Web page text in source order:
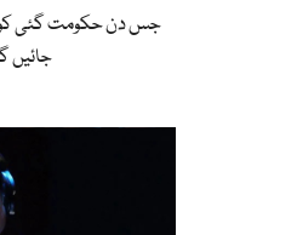
جس دن حکومت گئی
جائیں